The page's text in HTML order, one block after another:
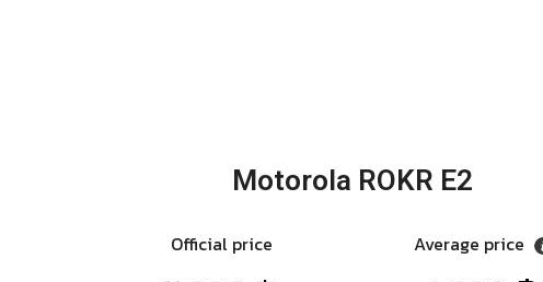
Motorola ROKR E2
Official price Average price